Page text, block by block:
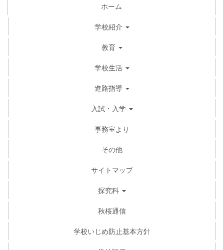
ホーム
学校紹介
教育
学校生活
進路指導
入試・入学
事務室より
その他
サイトマップ
探究科
秋桜通信
学校いじめ防止基本方針